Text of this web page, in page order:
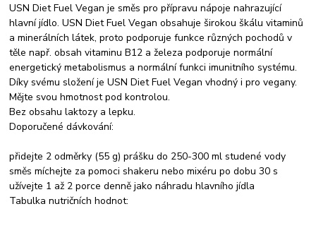
USN Diet Fuel Vegan je směs pro přípravu nápoje nahrazující
hlavní jídlo. USN Diet Fuel Vegan obsahuje širokou škálu vitaminů
a minerálních látek, proto podporuje funkce různých pochodů v
těle např. obsah vitaminu B12 a železa podporuje normální
energetický metabolismus a normální funkci imunitního systému.
Díky svému složení je USN Diet Fuel Vegan vhodný i pro vegany.
Mějte svou hmotnost pod kontrolou.
Bez obsahu laktozy a lepku.
Doporučené dávkování:
přidejte 2 odměrky (55 g) prášku do 250-300 ml studené vody
směs míchejte za pomoci shakeru nebo mixéru po dobu 30 s
užívejte 1 až 2 porce denně jako náhradu hlavního jídla
Tabulka nutričních hodnot: